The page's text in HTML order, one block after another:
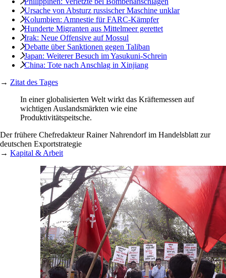
Ursache von ­Absturz russischer Maschine unklar
Kolumbien: Amnestie für FARC-Kämpfer
Hunderte Migranten aus Mittelmeer gerettet
Irak: Neue Offensive auf Mossul
Debatte über Sanktionen gegen Taliban
Japan: Weiterer Besuch im Yasukuni-Schrein
China: Tote nach Anschlag in Xinjiang
→ Zitat des Tages
In einer globalisierten Welt wirkt das Kräftemessen auf
wichtigen Auslandsmärkten wie eine
Produktivitätspeitsche.
Der frühere Chefredakteur Rainer Nahrendorf im Handelsblatt zur
deutschen Exportstrategie
→ Kapital & Arbeit